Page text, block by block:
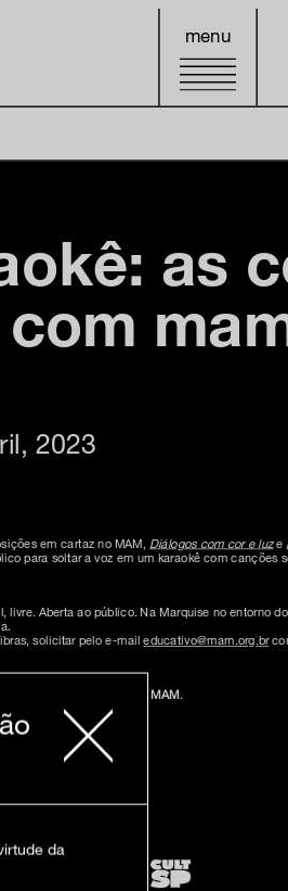
menu
as
2023
em cartaz no MAM, Diálogos com cor e luze
para soltar a voz em um karaokê com canções
livre. Aberta ao público. Na Marquise no entorno
solicitar pelo e-maileducativo@mam.org.br
Domingo MAM.
da